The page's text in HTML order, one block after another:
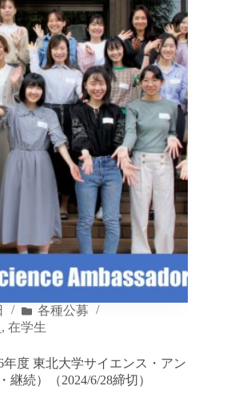
各種公募
, 在学生
年度 東北大学サイエンス・アン
続）（2024/6/28締切）